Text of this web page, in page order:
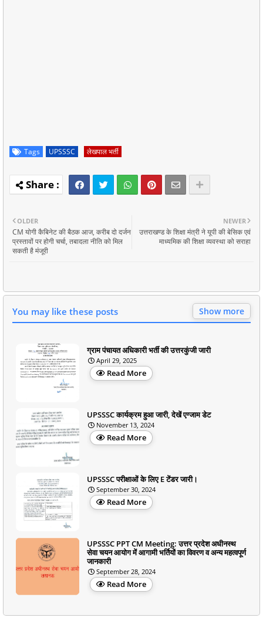
Tags UPSSSC लेखपाल भर्ती
NEWER
उत्तराखण्ड के शिक्षा मंत्री ने यूपी की बेसिक एवं
माध्यमिक की शिक्षा व्यवस्था को सराहा
OLDER
CM योगी कैबिनेट की बैठक आज, करीब दो दर्जन
प्रस्तावों पर होगी चर्चा, तबादला नीति को मिल
सकती है मंजूरी
You may like these posts Show more
ग्राम पंचायत अधिकारी भर्ती की उत्तरकुंजी जारी
April 29, 2025
Read More
UPSSSC कार्यक्रम हुआ जारी, देखें एग्जाम डेट
November 13, 2024
Read More
UPSSSC परीक्षाओं के लिए E टेंडर जारी।
September 30, 2024
Read More
UPSSSC PPT CM Meeting: उत्तर प्रदेश अधीनस्थ
सेवा चयन आयोग में आगामी भर्तियों का विवरण व अन्य महत्वपूर्ण
जानकारी
September 28, 2024
Read More